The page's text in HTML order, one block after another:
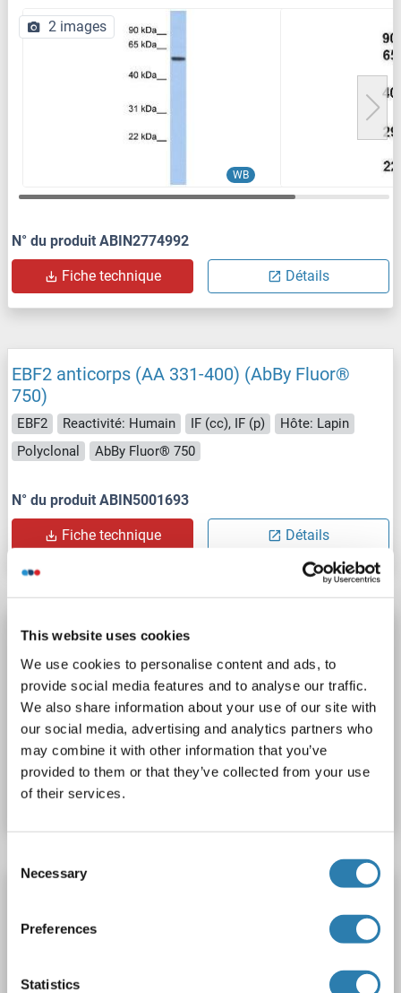
This website uses cookies
We use cookies to personalise content and ads, to
provide social media features and to analyse our traffic.
We also share information about your use of our site with
our social media, advertising and analytics partners who
may combine it with other information that you’ve
provided to them or that they’ve collected from your use
of their services.
Selection
Necessary
Preferences
Statistics
WB
2 images
N° du produit ABIN2774992
Fiche technique Détails
EBF2 anticorps (AA 331-400) (AbBy Fluor®
750)
EBF2 Reactivité: Humain IF (cc), IF (p)
Hôte: Lapin
Polyclonal
AbBy Fluor® 750
N° du produit ABIN5001693
Fiche technique Détails
EBF2 anticorps (AA 331-400) (AbBy Fluor®
680)
EBF2 Reactivité: Humain IF (cc), IF (p)
Hôte: Lapin
Polyclonal
AbBy Fluor® 680
N° du produit ABIN5001692
Fiche technique
EBF2
ELISA, IHC (fro), IHC (p)